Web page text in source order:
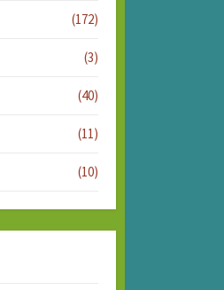
(172)
(3)
(40)
(11)
(10)